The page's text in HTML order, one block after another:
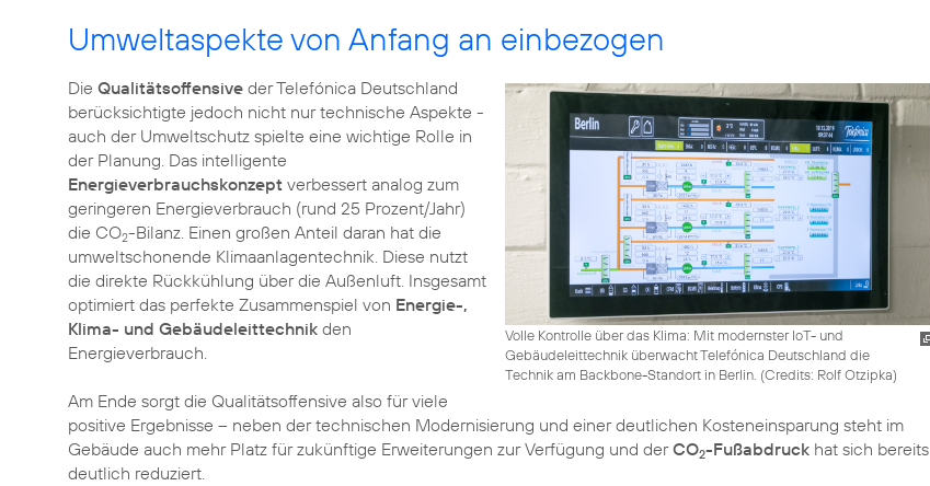
Umweltaspekte von Anfang an einbezogen
Volle Kontrolle über das Klima: Mit modernster IoT- und
Gebäudeleittechnik überwacht Telefónica Deutschland die
Technik am Backbone-Standort in Berlin. (Credits: Rolf Otzipka)
Die Qualitätsoffensive der Telefónica Deutschland
berücksichtigte jedoch nicht nur technische Aspekte -
auch der Umweltschutz spielte eine wichtige Rolle in
der Planung. Das intelligente
Energieverbrauchskonzept verbessert analog zum
geringeren Energieverbrauch (rund 25 Prozent/Jahr)
die CO2-Bilanz. Einen großen Anteil daran hat die
umweltschonende Klimaanlagentechnik. Diese nutzt
die direkte Rückkühlung über die Außenluft. Insgesamt
optimiert das perfekte Zusammenspiel von Energie-,
Klima- und Gebäudeleittechnik den
Energieverbrauch.
Am Ende sorgt die Qualitätsoffensive also für viele
positive Ergebnisse – neben der technischen Modernisierung und einer deutlichen Kosteneinsparung steht im
Gebäude auch mehr Platz für zukünftige Erweiterungen zur Verfügung und derCO2-Fußabdruck hat sich bereits
deutlich reduziert.